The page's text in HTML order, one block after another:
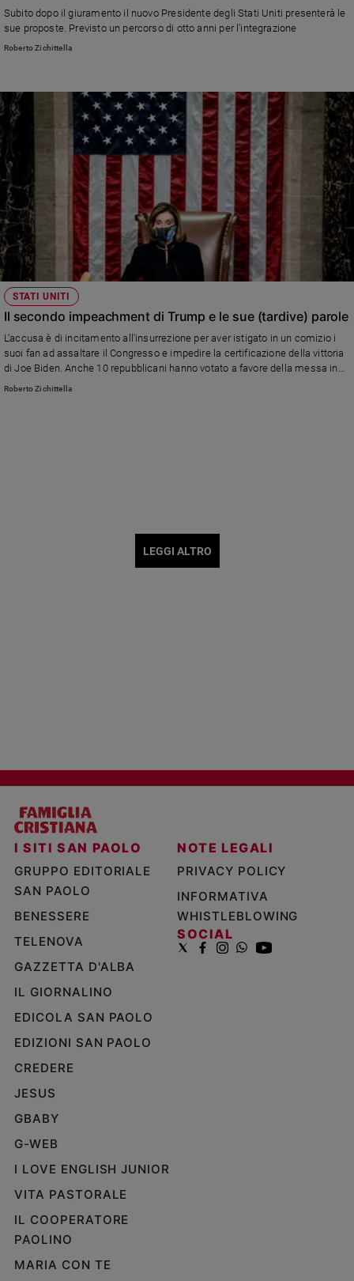
Subito dopo il giuramento il nuovo Presidente degli Stati Uniti presenterà le
sue proposte. Previsto un percorso di otto anni per l'integrazione
Roberto Zichittella
STATI UNITI
Il secondo impeachment di Trump e le sue (tardive) parole
L'accusa è di incitamento all'insurrezione per aver istigato in un comizio i
suoi fan ad assaltare il Congresso e impedire la certificazione della vittoria
di Joe Biden. Anche 10 repubblicani hanno votato a favore della messa in
stato di accusa
Roberto Zichittella
LEGGI ALTRO
I SITI SAN PAOLO
GRUPPO EDITORIALE
SAN PAOLO
BENESSERE
TELENOVA
GAZZETTA D'ALBA
IL GIORNALINO
EDICOLA SAN PAOLO
EDIZIONI SAN PAOLO
CREDERE
JESUS
GBABY
G-WEB
I LOVE ENGLISH JUNIOR
VITA PASTORALE
IL COOPERATORE
PAOLINO
MARIA CON TE
NOTE LEGALI
PRIVACY POLICY
INFORMATIVA
WHISTLEBLOWING
SOCIAL